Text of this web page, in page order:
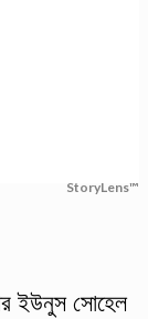
StoryLens™
ইউনুস সোহেল